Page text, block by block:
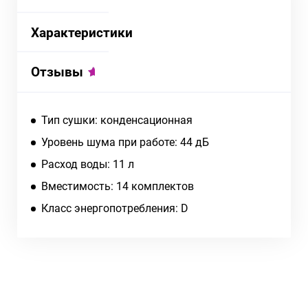
Характеристики
Отзывы
Тип сушки: конденсационная
Уровень шума при работе: 44 дБ
Расход воды: 11 л
Вместимость: 14 комплектов
Класс энергопотребления: D